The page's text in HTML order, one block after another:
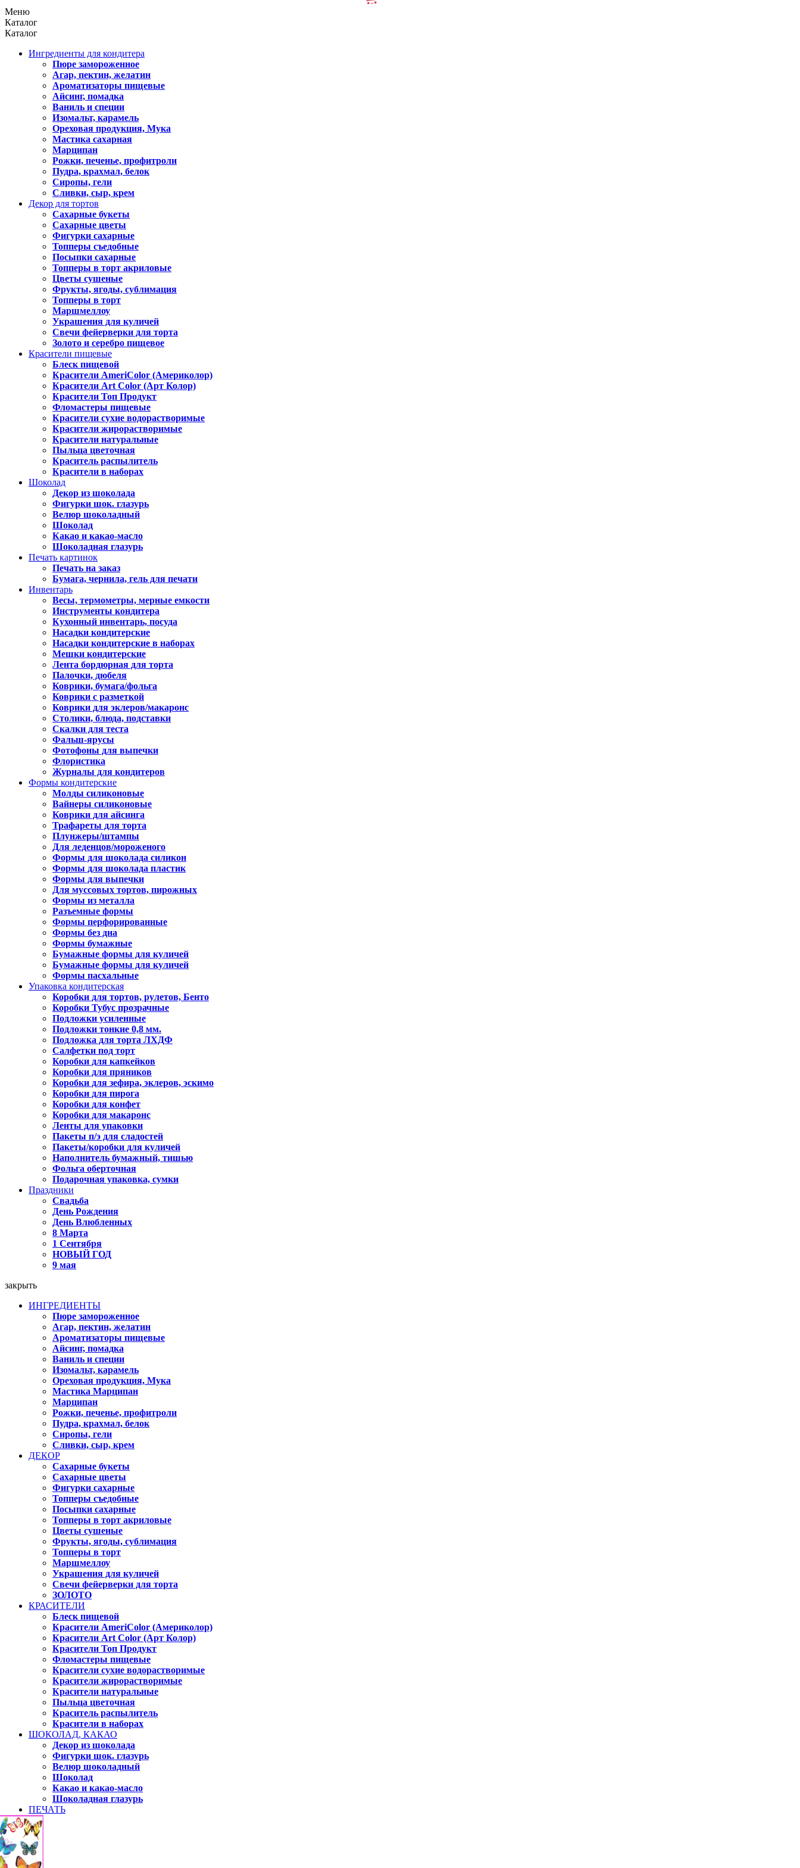
Меню
Каталог
Каталог
Ингредиенты для кондитера
Пюре замороженное
Агар, пектин, желатин
Ароматизаторы пищевые
Айсинг, помадка
Ваниль и специи
Изомальт, карамель
Ореховая продукция, Мука
Мастика сахарная
Марципан
Рожки, печенье, профитроли
Пудра, крахмал, белок
Сиропы, гели
Сливки, сыр, крем
Декор для тортов
Сахарные букеты
Сахарные цветы
Фигурки сахарные
Топперы съедобные
Посыпки сахарные
Топперы в торт акриловые
Цветы сушеные
Фрукты, ягоды, сублимация
Топперы в торт
Маршмеллоу
Украшения для куличей
Свечи фейерверки для торта
Золото и серебро пищевое
Красители пищевые
Блеск пищевой
Красители AmeriColor (Америколор)
Красители Art Color (Арт Колор)
Красители Топ Продукт
Фломастеры пищевые
Красители сухие водорастворимые
Красители жирорастворимые
Красители натуральные
Пыльца цветочная
Краситель распылитель
Красители в наборах
Шоколад
Декор из шоколада
Фигурки шок. глазурь
Велюр шоколадный
Шоколад
Какао и какао-масло
Шоколадная глазурь
Печать картинок
Печать на заказ
Бумага, чернила, гель для печати
Инвентарь
Весы, термометры, мерные емкости
Инструменты кондитера
Кухонный инвентарь, посуда
Насадки кондитерские
Насадки кондитерские в наборах
Мешки кондитерские
Лента бордюрная для торта
Палочки, дюбеля
Коврики, бумага/фольга
Коврики с разметкой
Коврики для эклеров/макаронс
Столики, блюда, подставки
Скалки для теста
Фальш-ярусы
Фотофоны для выпечки
Флористика
Журналы для кондитеров
Формы кондитерские
Молды силиконовые
Вайнеры силиконовые
Коврики для айсинга
Трафареты для торта
Плунжеры/штампы
Для леденцов/мороженого
Формы для шоколада силикон
Формы для шоколада пластик
Формы для выпечки
Для муссовых тортов, пирожных
Формы из металла
Разъемные формы
Формы перфорированные
Формы без дна
Формы бумажные
Бумажные формы для куличей
Бумажные формы для куличей
Формы пасхальные
Упаковка кондитерская
Коробки для тортов, рулетов, Бенто
Коробки Тубус прозрачные
Подложки усиленные
Подложки тонкие 0,8 мм.
Подложка для торта ЛХДФ
Салфетки под торт
Коробки для капкейков
Коробки для пряников
Коробки для зефира, эклеров, эскимо
Коробки для пирога
Коробки для конфет
Коробки для макаронс
Ленты для упаковки
Пакеты п/э для сладостей
Пакеты/коробки для куличей
Наполнитель бумажный, тишью
Фольга оберточная
Подарочная упаковка, сумки
Праздники
Свадьба
День Рождения
День Влюбленных
8 Марта
1 Сентября
НОВЫЙ ГОД
9 мая
закрыть
ИНГРЕДИЕНТЫ
Пюре замороженное
Агар, пектин, желатин
Ароматизаторы пищевые
Айсинг, помадка
Ваниль и специи
Изомальт, карамель
Ореховая продукция, Мука
Мастика Марципан
Марципан
Рожки, печенье, профитроли
Пудра, крахмал, белок
Сиропы, гели
Сливки, сыр, крем
ДЕКОР
Сахарные букеты
Сахарные цветы
Фигурки сахарные
Топперы съедобные
Посыпки сахарные
Топперы в торт акриловые
Цветы сушеные
Фрукты, ягоды, сублимация
Топперы в торт
Маршмеллоу
Украшения для куличей
Свечи фейерверки для торта
ЗОЛОТО
КРАСИТЕЛИ
Блеск пищевой
Красители AmeriColor (Америколор)
Красители Art Color (Арт Колор)
Красители Топ Продукт
Фломастеры пищевые
Красители сухие водорастворимые
Красители жирорастворимые
Красители натуральные
Пыльца цветочная
Краситель распылитель
Красители в наборах
ШОКОЛАД, КАКАО
Декор из шоколада
Фигурки шок. глазурь
Велюр шоколадный
Шоколад
Какао и какао-масло
Шоколадная глазурь
ПЕЧАТЬ